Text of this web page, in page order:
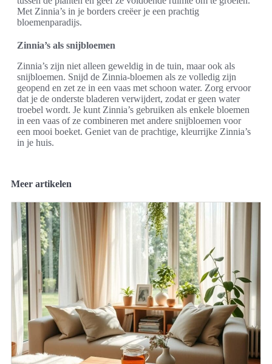
Met Zinnia’s in je borders creëer je een prachtig
bloemenparadijs.
Zinnia’s als snijbloemen
Zinnia’s zijn niet alleen geweldig in de tuin, maar ook als
snijbloemen. Snijd de Zinnia-bloemen als ze volledig zijn
geopend en zet ze in een vaas met schoon water. Zorg ervoor
dat je de onderste bladeren verwijdert, zodat er geen water
troebel wordt. Je kunt Zinnia’s gebruiken als enkele bloemen
in een vaas of ze combineren met andere snijbloemen voor
een mooi boeket. Geniet van de prachtige, kleurrijke Zinnia’s
in je huis.
Meer artikelen